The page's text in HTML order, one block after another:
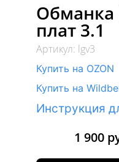
Обманка
плат 3.1
Артикул: lgv3
1 900
Купить на OZON
Купить на
Инструкция